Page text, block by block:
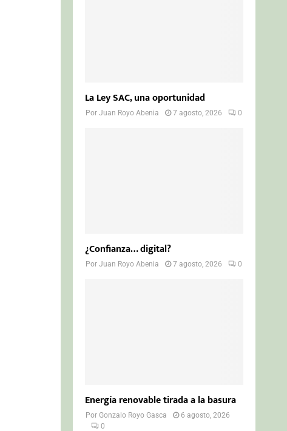
La Ley SAC, una oportunidad
PorJuan Royo Abenia 7 agosto, 2026 0
¿Confianza… digital?
PorJuan Royo Abenia 7 agosto, 2026 0
Energía renovable tirada a la basura
PorGonzalo Royo Gasca
6 agosto, 2026
0